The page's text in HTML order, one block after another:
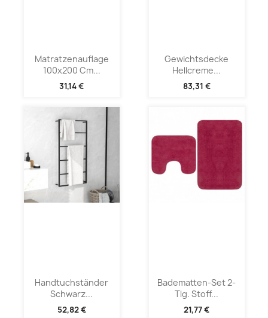
Matratzenauflage
100x200 Cm...
31,14 €
Gewichtsdecke
Hellcreme...
83,31 €
Handtuchständer
Schwarz...
52,82 €
Badematten-Set 2-
Tlg. Stoff...
21,77 €